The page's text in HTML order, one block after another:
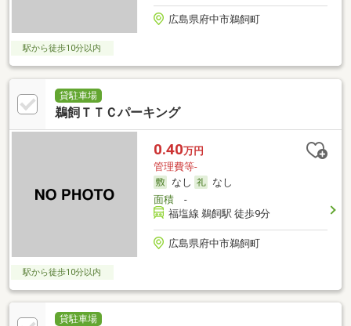
広島県府中市鵜飼町
駅から徒歩10分以内
貸駐車場
鵜飼ＴＴＣパーキング
0.40万円
管理費等-
なし
なし
面積-
福塩線 鵜飼駅 徒歩9分
広島県府中市鵜飼町
駅から徒歩10分以内
貸駐車場